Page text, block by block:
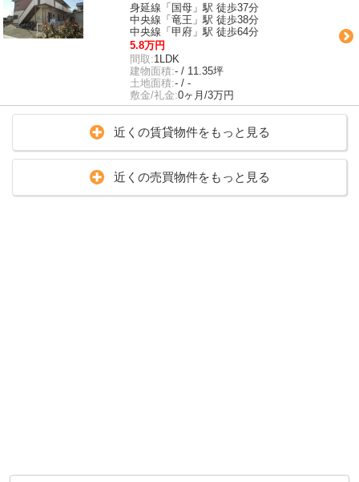
身延線「国母」駅 徒歩37分
中央線「竜王」駅 徒歩38分
中央線「甲府」駅 徒歩64分
5.8万円
間取:1LDK
建物面積:- / 11.35坪
土地面積:- / -
敷金/礼金:0ヶ月/3万円
近くの賃貸物件をもっと見る
近くの売買物件をもっと見る